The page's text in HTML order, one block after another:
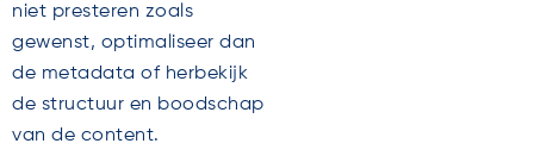
niet presteren zoals
gewenst, optimaliseer dan
de metadata of herbekijk
de structuur en boodschap
van de content.